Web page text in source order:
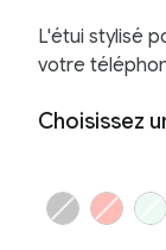
L'étui stylisé
votre
Choisissez